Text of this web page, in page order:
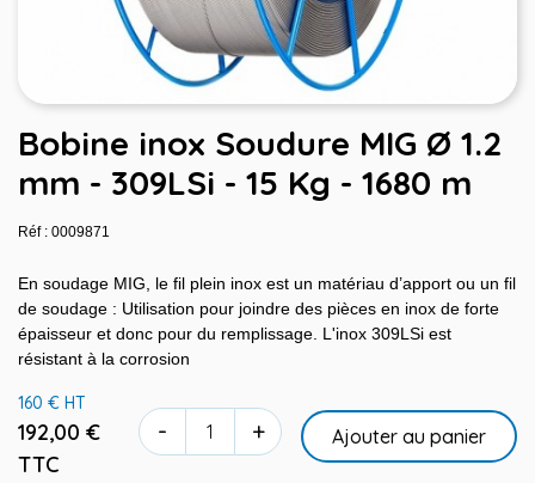
Bobine inox Soudure MIG Ø 1.2
mm - 309LSi - 15 Kg - 1680 m
Réf : 0009871
En soudage MIG, le fil plein inox est un matériau d’apport ou un fil
de soudage : Utilisation pour joindre des pièces en inox de forte
épaisseur et donc pour du remplissage. L'inox 309LSi est
résistant à la corrosion
160 € HT
192,00 €
TTC
- + Ajouter au panier